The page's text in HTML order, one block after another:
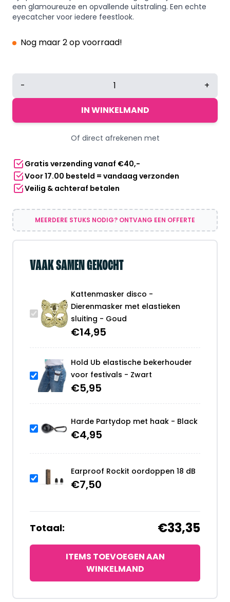
een glamoureuze en opvallende uitstraling. Een echte
eyecatcher voor iedere feestlook.
Nog maar 2 op voorraad!
Kattenmasker
-
-
Goud
aantal
- +
IN WINKELMAND
Of direct afrekenen met
Gratis verzending vanaf €40,-
Voor 17.00 besteld = vandaag verzonden
Veilig & achteraf betalen
MEERDERE STUKS NODIG? ONTVANG EEN OFFERTE
VAAK SAMEN GEKOCHT
Kattenmasker disco -
Dierenmasker met elastieken
sluiting - Goud
€14,95
Hold Ub elastische bekerhouder
voor festivals - Zwart
€5,95
Harde Partydop met haak - Black
€4,95
Earproof Rockit oordoppen 18 dB
€7,50
Totaal: €33,35
ITEMS TOEVOEGEN AAN
WINKELMAND